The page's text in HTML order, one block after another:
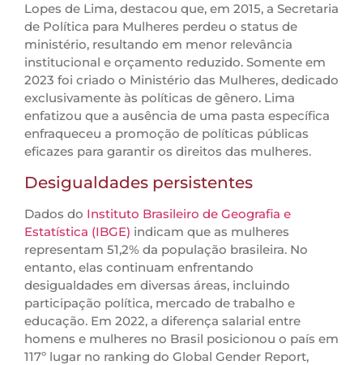
Lopes de Lima, destacou que, em 2015, a Secretaria
de Política para Mulheres perdeu o status de
ministério, resultando em menor relevância
institucional e orçamento reduzido. Somente em
2023 foi criado o Ministério das Mulheres, dedicado
exclusivamente às políticas de gênero. Lima
enfatizou que a ausência de uma pasta específica
enfraqueceu a promoção de políticas públicas
eficazes para garantir os direitos das mulheres.
Desigualdades persistentes
Dados do Instituto Brasileiro de Geografia e
Estatística (IBGE) indicam que as mulheres
representam 51,2% da população brasileira. No
entanto, elas continuam enfrentando
desigualdades em diversas áreas, incluindo
participação política, mercado de trabalho e
educação. Em 2022, a diferença salarial entre
homens e mulheres no Brasil posicionou o país em
117º lugar no ranking do Global Gender Report,